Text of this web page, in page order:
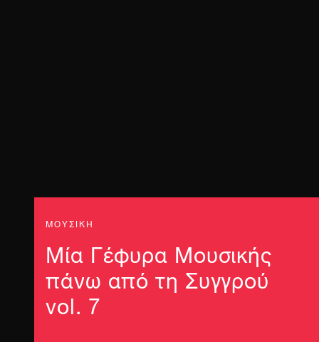
ΜΟΥΣΙΚΗ
Μία Γέφυρα Μουσικής
πάνω από τη Συγγρού
vol. 7